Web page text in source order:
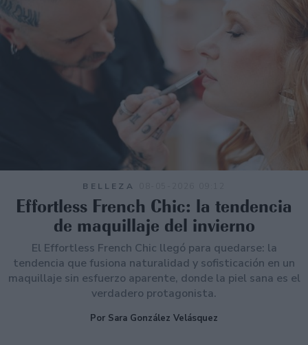
BELLEZA
Effortless French Chic: la tendencia
de maquillaje del invierno
El Effortless French Chic llegó para quedarse: la
tendencia que fusiona naturalidad y sofisticación en un
maquillaje sin esfuerzo aparente, donde la piel sana es el
verdadero protagonista.
Por Sara González Velásquez